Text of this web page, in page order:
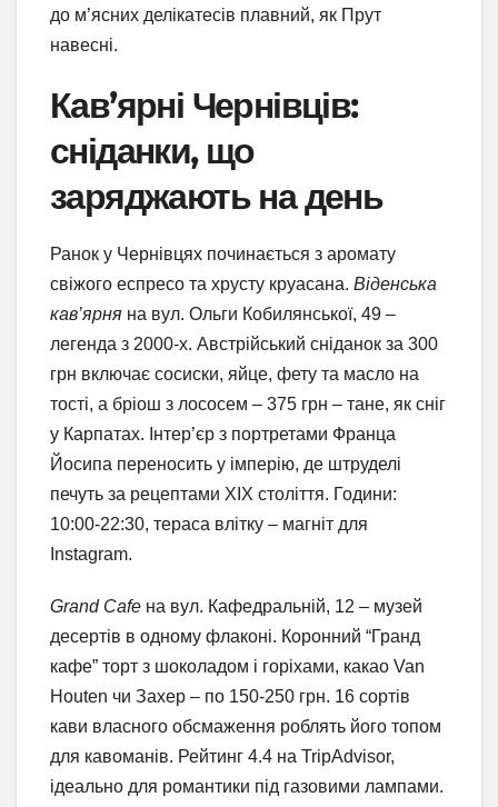
до м’ясних делікатесів плавний, як Прут
навесні.
Кав’ярні Чернівців:
сніданки, що
заряджають на день
Ранок у Чернівцях починається з аромату
свіжого еспресо та хрусту круасана. Віденська
кав’ярня на вул. Ольги Кобилянської, 49 –
легенда з 2000-х. Австрійський сніданок за 300
грн включає сосиски, яйце, фету та масло на
тості, а бріош з лососем – 375 грн – тане, як сніг
у Карпатах. Інтер’єр з портретами Франца
Йосипа переносить у імперію, де штруделі
печуть за рецептами XIX століття. Години:
10:00-22:30, тераса влітку – магніт для
Instagram.
Grand Cafe на вул. Кафедральній, 12 – музей
десертів в одному флаконі. Коронний “Гранд
кафе” торт з шоколадом і горіхами, какао Van
Houten чи Захер – по 150-250 грн. 16 сортів
кави власного обсмаження роблять його топом
для кавоманів. Рейтинг 4.4 на TripAdvisor,
ідеально для романтики під газовими лампами.